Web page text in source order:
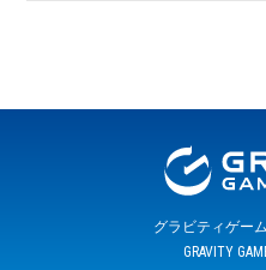
グラビティゲー
GRAVITY